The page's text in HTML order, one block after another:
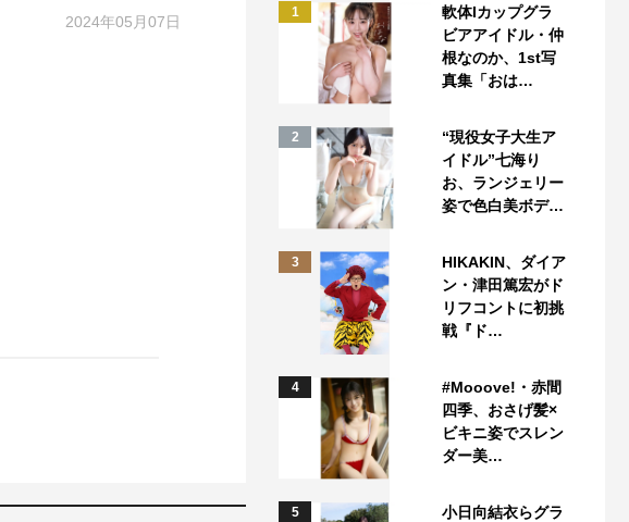
2024年05月07日
1
軟体Iカップグラ
ビアアイドル・仲
根なのか、1st写
真集「おは…
2
“現役女子大生ア
イドル”七海り
お、ランジェリー
姿で色白美ボデ…
3
HIKAKIN、ダイア
ン・津田篤宏がド
リフコントに初挑
戦『ド…
4
#Mooove!・赤間
四季、おさげ髪×
ビキニ姿でスレン
ダー美…
5
小日向結衣らグラ